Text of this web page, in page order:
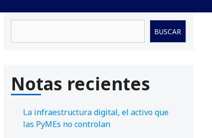
BUSCAR
Notas recientes
La infraestructura digital, el activo que
las PyMEs no controlan